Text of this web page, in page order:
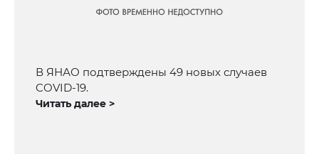
В ЯНАО подтверждены 49 новых случаев
COVID-19.
Читать далее >